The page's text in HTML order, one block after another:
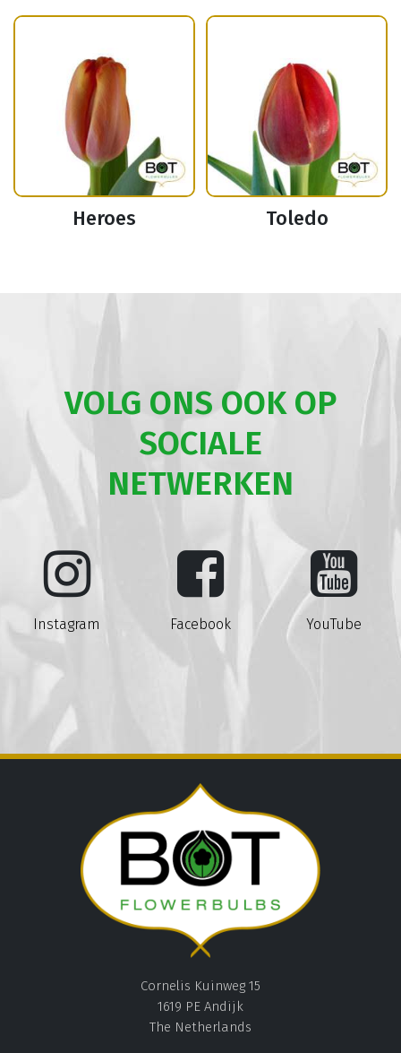
Heroes Toledo
VOLG ONS OOK OP
SOCIALE
NETWERKEN
Instagram Facebook YouTube
Cornelis Kuinweg 15
1619 PE Andijk
The Netherlands